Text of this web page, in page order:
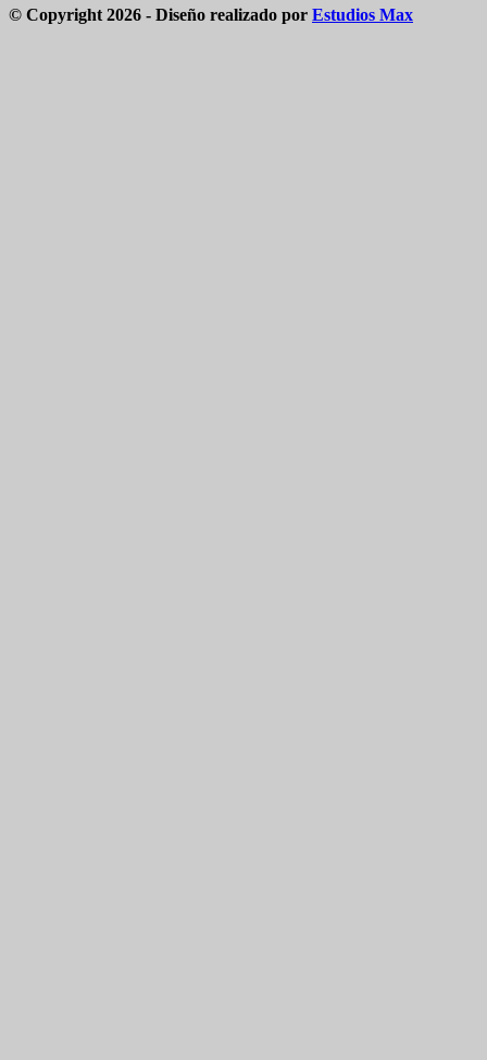
© Copyright 2026 - Diseño realizado por Estudios Max